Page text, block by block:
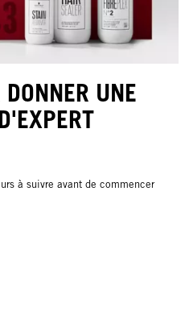
UNE
à suivre avant de commencer